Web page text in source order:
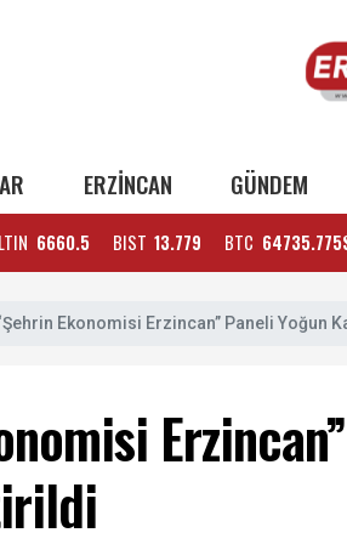
ERZİNCAN GÜNDEM
6660.5 BIST 13.779 BTC
Ekonomisi Erzincan” Paneli Yoğun